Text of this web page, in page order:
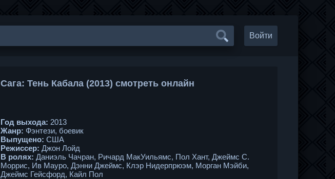
Войти
Сага: Тень Кабала (2013) смотреть онлайн
Год выхода: 2013
Жанр: Фэнтези, боевик
Выпущено: США
Режиссер: Джон Лойд
В ролях: Даниэль Чачран, Ричард МакУильямс, Пол Хант, Джеймс С.
Моррис, Ив Мауро, Дэнни Джеймс, Клэр Нидерпрюэм, Морган Мэйби,
Джеймс Гейсфорд, Кайл Пол